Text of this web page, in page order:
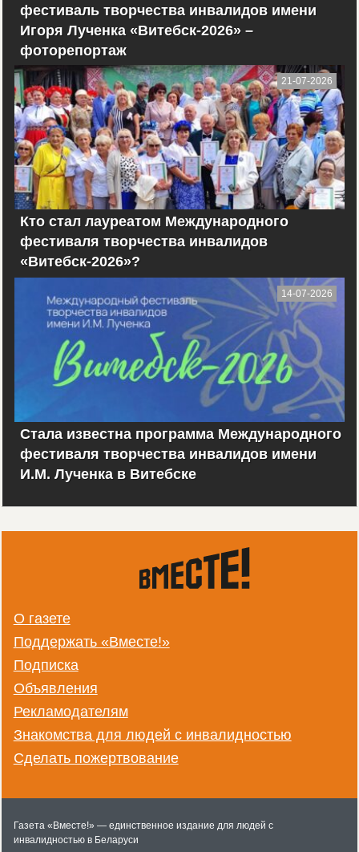
фестиваль творчества инвалидов имени
Игоря Лученка «Витебск-2026» –
фоторепортаж
21-07-2026
Кто стал лауреатом Международного
фестиваля творчества инвалидов
«Витебск-2026»?
14-07-2026
Стала известна программа Международного
фестиваля творчества инвалидов имени
И.М. Лученка в Витебске
О газете
Поддержать «Вместе!»
Подписка
Объявления
Рекламодателям
Знакомства для людей с инвалидностью
Сделать пожертвование
Газета «Вместе!» — единственное издание для людей с
инвалидностью в Беларуси